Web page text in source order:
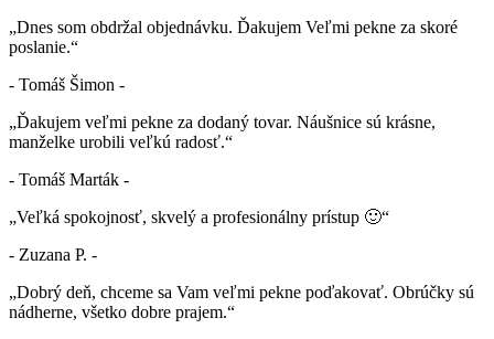
„Dnes som obdržal objednávku. Ďakujem Veľmi pekne za skoré
poslanie.“
- Tomáš Šimon -
„Ďakujem veľmi pekne za dodaný tovar. Náušnice sú krásne,
manželke urobili veľkú radosť.“
- Tomáš Marták -
„Veľká spokojnosť, skvelý a profesionálny prístup 🙂“
- Zuzana P. -
„Dobrý deň, chceme sa Vam veľmi pekne poďakovať. Obrúčky sú
nádherne, všetko dobre prajem.“